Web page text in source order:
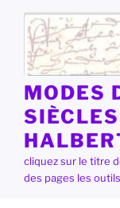
contenu
principal
MODES
cliquez sur le titre
des pages les